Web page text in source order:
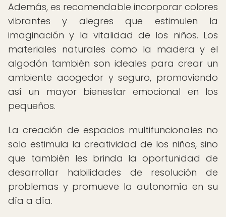
Además, es recomendable incorporar colores
vibrantes y alegres que estimulen la
imaginación y la vitalidad de los niños. Los
materiales naturales como la madera y el
algodón también son ideales para crear un
ambiente acogedor y seguro, promoviendo
así un mayor bienestar emocional en los
pequeños.
La creación de espacios multifuncionales no
solo estimula la creatividad de los niños, sino
que también les brinda la oportunidad de
desarrollar habilidades de resolución de
problemas y promueve la autonomía en su
día a día.